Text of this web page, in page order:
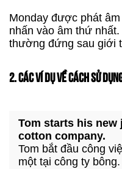
Monday được phát âm
nhấn vào âm thứ
thường đứng sau giới
2. CÁC VÍ DỤ VỀ CÁCH SỬ
Tom starts his new
cotton company.
Tom bắt đầu công
một tại công ty bông.